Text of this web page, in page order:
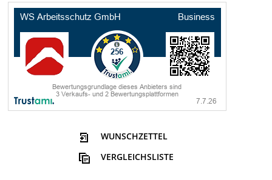
WUNSCHZETTEL
VERGLEICHSLISTE